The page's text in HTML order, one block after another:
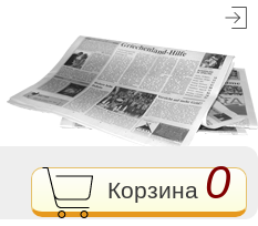
Корзина 0